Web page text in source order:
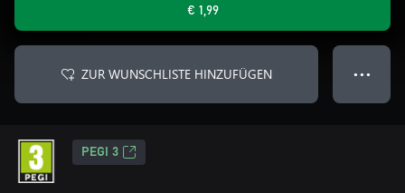
€ 1,99
ZUR WUNSCHLISTE HINZUFÜGEN ● ● ●
PEGI 3